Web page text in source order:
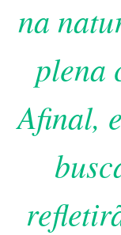
na
plena
Afinal,